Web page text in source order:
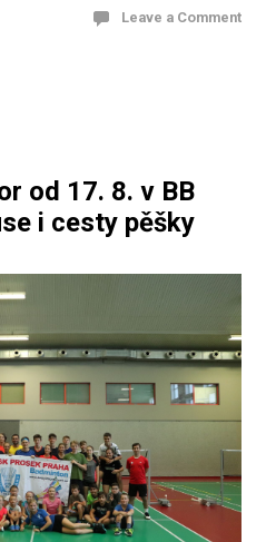
Leave a Comment
od 17. 8. v BB
i cesty pěšky